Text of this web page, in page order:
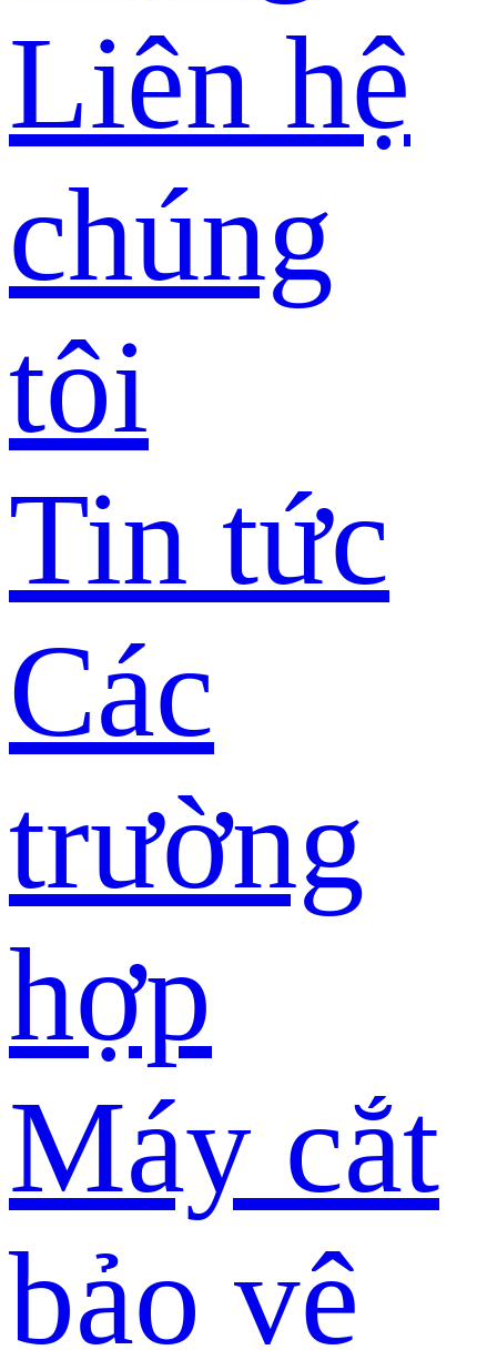
Liên hệ
chúng
tôi
Tin tức
Các
trường
hợp
Máy cắt
bảo vệ